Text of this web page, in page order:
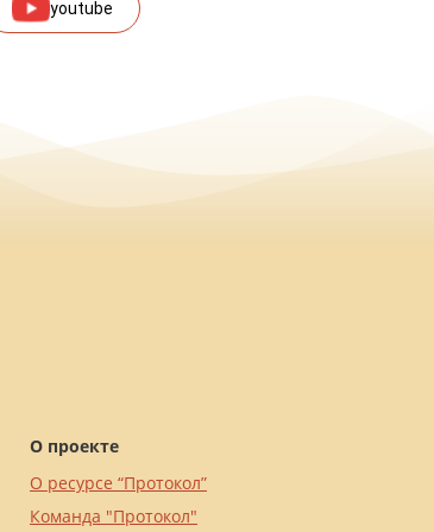
youtube
О проекте
О ресурсе “Протокол”
Команда "Протокол"